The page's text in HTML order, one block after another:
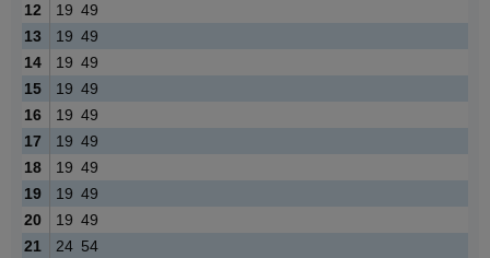
12
19 49
13
19 49
14
19 49
15
19 49
16
19 49
17
19 49
18
19 49
19
19 49
20
19 49
21
24 54